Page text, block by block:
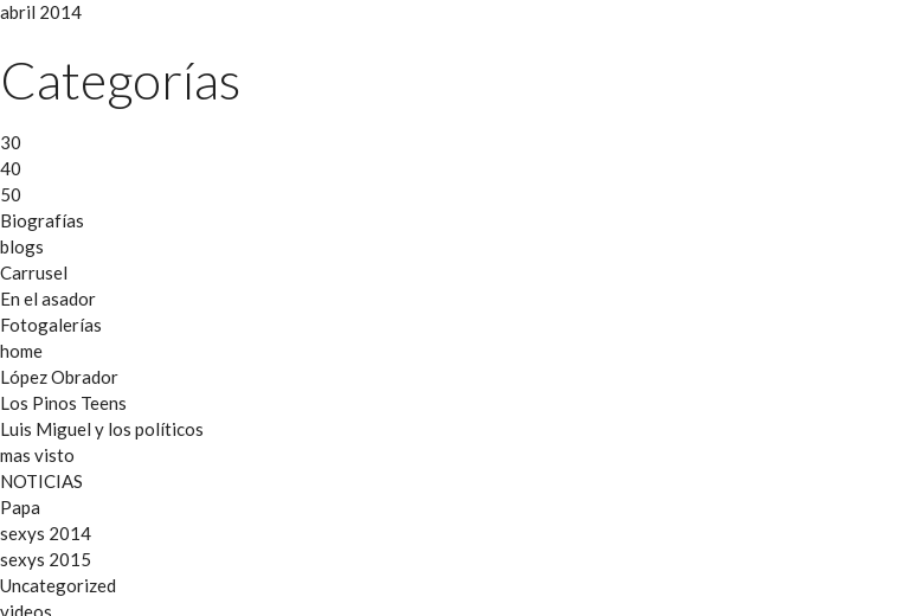
abril 2014
Categorías
30
40
50
Biografías
blogs
Carrusel
En el asador
Fotogalerías
home
López Obrador
Los Pinos Teens
Luis Miguel y los políticos
mas visto
NOTICIAS
Papa
sexys 2014
sexys 2015
Uncategorized
videos